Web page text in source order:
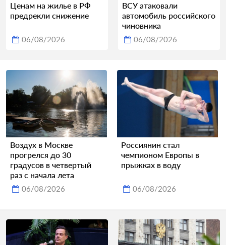
Ценам на жилье в РФ
предрекли снижение
06/08/2026
ВСУ атаковали
автомобиль российского
чиновника
06/08/2026
Воздух в Москве
прогрелся до 30
градусов в четвертый
раз с начала лета
06/08/2026
Россиянин стал
чемпионом Европы в
прыжках в воду
06/08/2026